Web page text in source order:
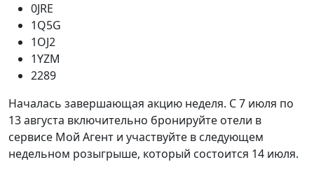
0JRE
1Q5G
1OJ2
1YZM
2289
Началась завершающая акцию неделя. С 7 июля по
13 августа включительно бронируйте отели в
сервисе Мой Агент и участвуйте в следующем
недельном розыгрыше, который состоится 14 июля.